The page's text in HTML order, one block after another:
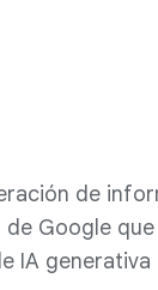
de
Google
IA